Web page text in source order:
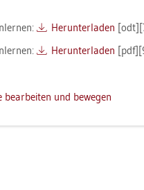
Her­un­ter­la­den
Her­un­ter­la­den
und be­we­gen